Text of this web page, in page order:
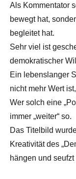
Als Kommentator
bewegt hat,
begleitet hat.
Sehr viel ist
demokratischer
Ein lebenslanger
nicht mehr Wert
Wer solch eine
immer „weiter“ so.
Das Titelbild
Kreativität des
hängen und